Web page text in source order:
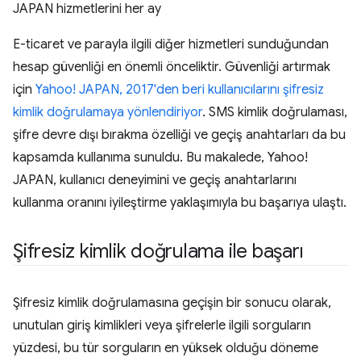
JAPAN hizmetlerini her ay
E-ticaret ve parayla ilgili diğer hizmetleri sunduğundan
hesap güvenliği en önemli önceliktir. Güvenliği artırmak
için Yahoo! JAPAN, 2017'den beri kullanıcılarını şifresiz
kimlik doğrulamaya yönlendiriyor. SMS kimlik doğrulaması,
şifre devre dışı bırakma özelliği ve geçiş anahtarları da bu
kapsamda kullanıma sunuldu. Bu makalede, Yahoo!
JAPAN, kullanıcı deneyimini ve geçiş anahtarlarını
kullanma oranını iyileştirme yaklaşımıyla bu başarıya ulaştı.
Şifresiz kimlik doğrulama ile başarı
Şifresiz kimlik doğrulamasına geçişin bir sonucu olarak,
unutulan giriş kimlikleri veya şifrelerle ilgili sorguların
yüzdesi, bu tür sorguların en yüksek olduğu döneme